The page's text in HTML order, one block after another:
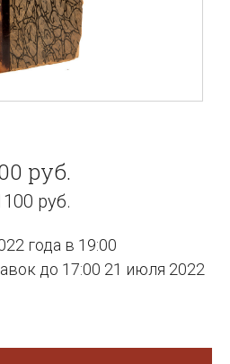
руб.
руб.
года в 19:00
до 17:00 21 июля 2022